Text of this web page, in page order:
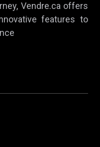
Vendre.ca offers
features to